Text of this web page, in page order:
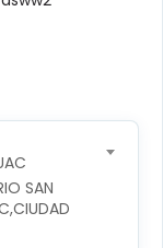
SAN